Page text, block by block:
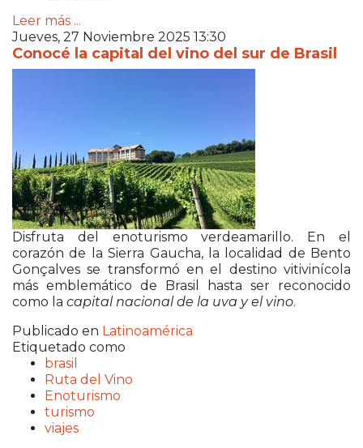
Leer más ...
Jueves, 27 Noviembre 2025 13:30
Conocé la capital del vino del sur de Brasil
Disfruta del enoturismo verdeamarillo. En el
corazón de la Sierra Gaucha, la localidad de Bento
Gonçalves se transformó en el destino vitivinícola
más emblemático de Brasil hasta ser reconocido
como la capital nacional de la uva y el vino.
Publicado en Latinoamérica
Etiquetado como
brasil
Ruta del Vino
Enoturismo
turismo
viajes